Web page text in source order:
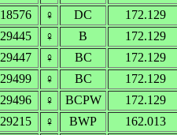
18576 ♀ DC 172.129
29445 ♀ B 172.129
29447 ♀ BC 172.129
29499 ♀ BC 172.129
29496 ♀ BCPW 172.129
29215 ♀ BWP 162.013